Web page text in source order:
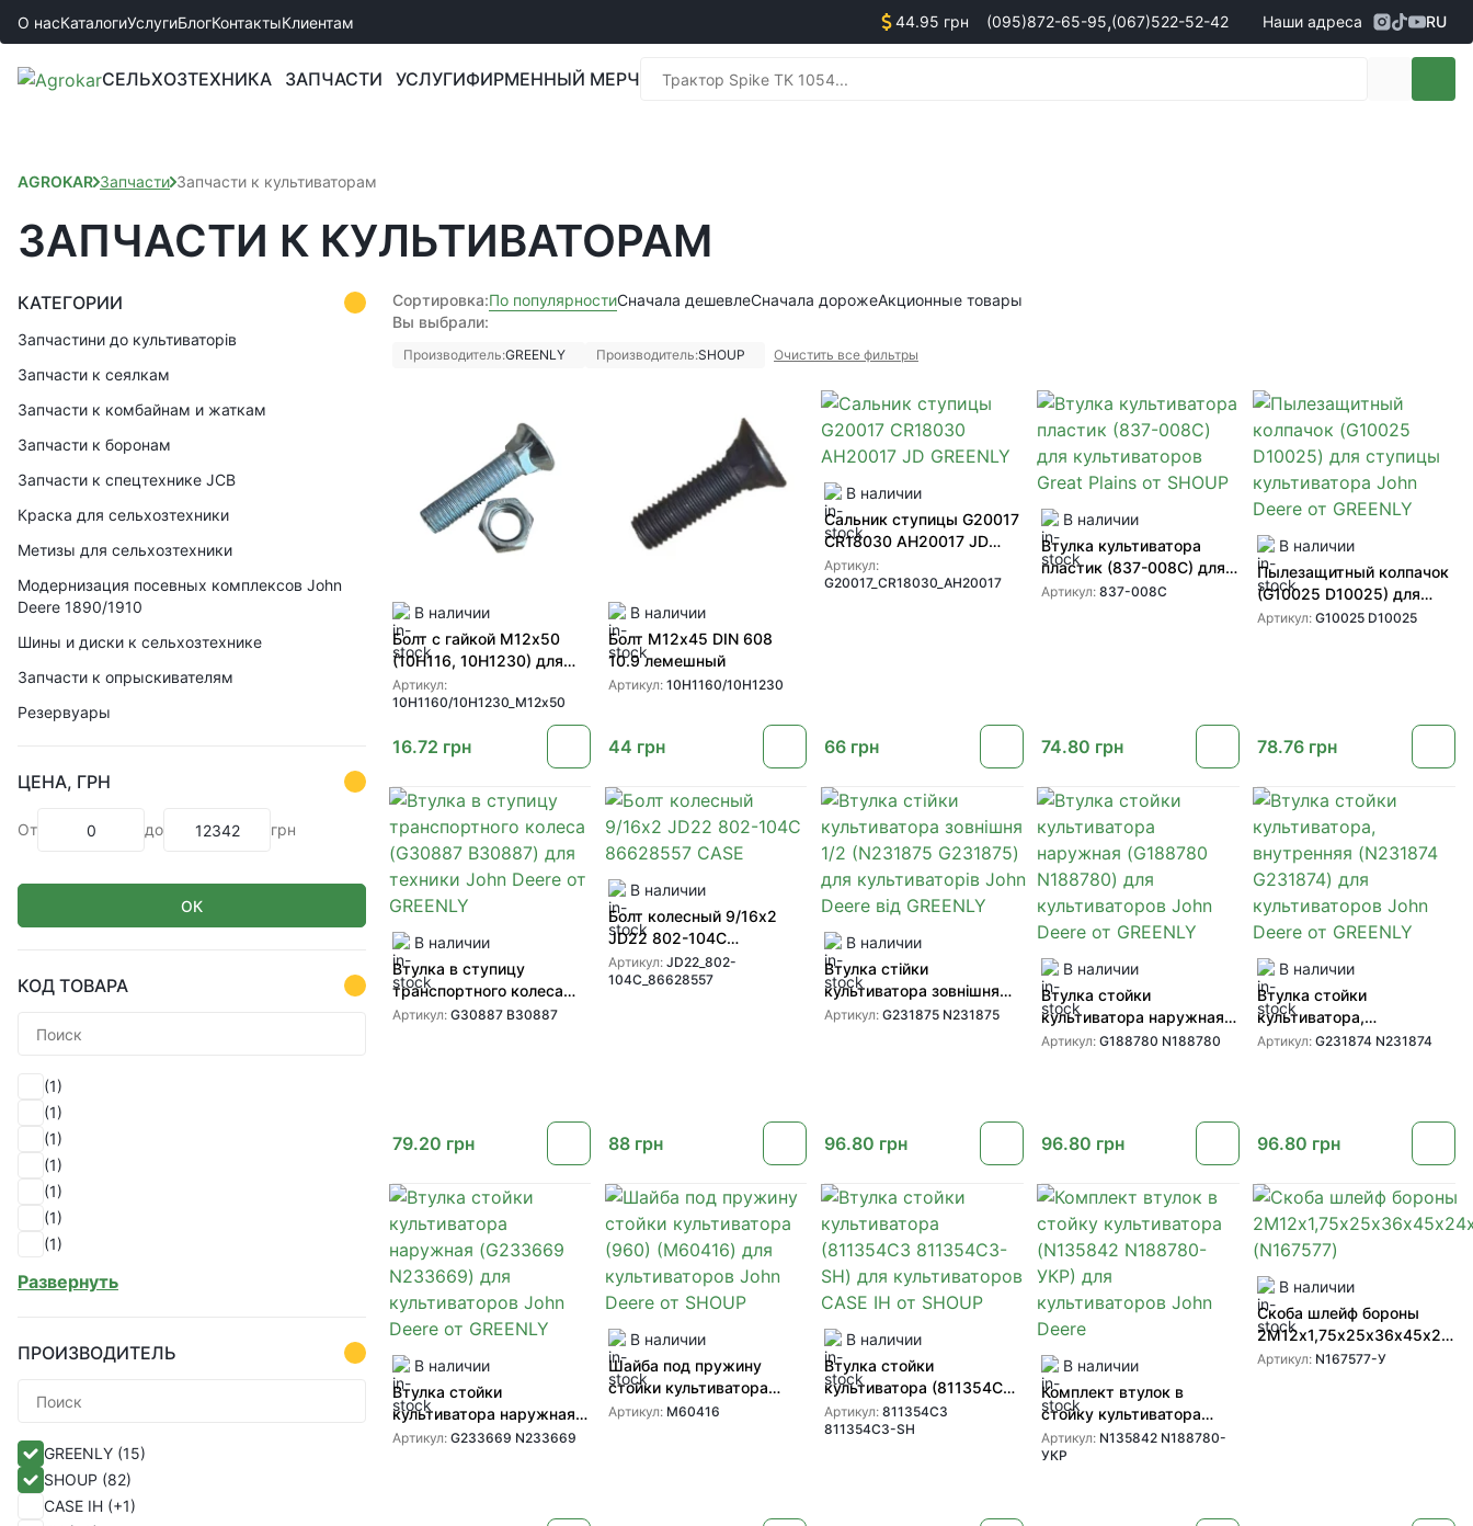
О насКаталогиУслугиБлогКонтактыКлиентам 44.95 грн (095)872-65-95,(067)522-52-42
Менеджеры по продаже техники
Наши адреса RU
СЕЛЬХОЗТЕХНИКА ЗАПЧАСТИ УСЛУГИФИРМЕННЫЙ МЕРЧ
AGROKAR Запчасти Запчасти к культиваторам
ЗАПЧАСТИ К КУЛЬТИВАТОРАМ
КАТЕГОРИИ
Запчастини до культиваторів
Запчасти к сеялкам
Запчасти к комбайнам и жаткам
Запчасти к боронам
Запчасти к спецтехнике JCB
Краска для сельхозтехники
Метизы для сельхозтехники
Модернизация посевных комплексов John
Deere 1890/1910
Шины и диски к сельхозтехнике
Запчасти к опрыскивателям
Резервуары
ЦЕНА, ГРН
От до грн
ОК
КОД ТОВАРА
(1)
(1)
(1)
(1)
(1)
(1)
(1)
(1)
(1)
(1)
(1)
(1)
(1)
Развернуть
ПРОИЗВОДИТЕЛЬ
GREENLY (15)
SHOUP (82)
CASE IH (+1)
Сортировка:По популярностиСначала дешевлеСначала дорожеАкционные товары
Вы выбрали:
Производитель:GREENLY Производитель:SHOUP Очистить все фильтры
В наличии
Болт с гайкой М12х50
(10H116, 10H1230) для
культиваторов John
Deere, Wil-Rich, CASE IH
Артикул:
10H1160/10H1230_М12х50
16.72 грн
В наличии
Болт М12х45 DIN 608
10.9 лемешный
Артикул:10H1160/10H1230
44 грн
В наличии
Сальник ступицы G20017
CR18030 AH20017 JD
GREENLY
Артикул:
G20017_CR18030_AH20017
66 грн
В наличии
Втулка культиватора
пластик (837-008C) для
культиваторов Great
Артикул: 837-008C
74.80 грн
В наличии
Пылезащитный колпачок
(G10025 D10025) для
ступицы культиватора
Артикул: G10025 D10025
78.76 грн
В наличии
Втулка в ступицу
транспортного колеса
(G30887 B30887) для
Артикул: G30887 B30887
79.20 грн
В наличии
Болт колесный 9/16х2
JD22 802-104C
86628557 CASE
Артикул:JD22_802-
104C_86628557
88 грн
В наличии
Втулка стійки
культиватора зовнішня
1/2 (N231875 G231875)
Артикул:G231875 N231875
96.80 грн
В наличии
Втулка стойки
культиватора наружная
(G188780 N188780) для
Артикул: G188780 N188780
96.80 грн
В наличии
Втулка стойки
культиватора,
внутренняя (N231874
Артикул: G231874 N231874
96.80 грн
В наличии
Втулка стойки
культиватора наружная
(G233669 N233669) для
Артикул: G233669 N233669
В наличии
Шайба под пружину
стойки культиватора
(960) (M60416) для
Артикул: M60416
В наличии
Втулка стойки
культиватора (811354C3
811354C3-SH) для
культиваторов CASE IH от
Артикул:811354C3
811354C3-SH
В наличии
Комплект втулок в
стойку культиватора
(N135842 N188780-УКР)
для культиваторов John
Артикул: N135842 N188780-
УКР
В наличии
Скоба шлейф бороны
(N167577)
Артикул: N167577-У